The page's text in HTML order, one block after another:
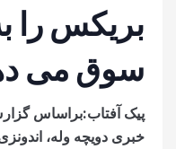
بریکس را
سوق می
پیک آفتاب:براساس
خبری دویچه وله،